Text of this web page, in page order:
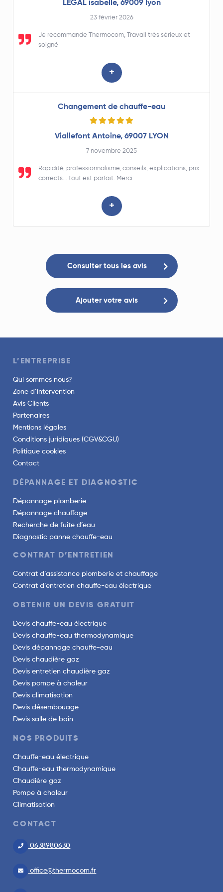
LEGAL isabelle, 69009 lyon
23 février 2026
Je recommande Thermocom, Travail très sérieux et
soigné
+
Changement de chauffe-eau
Viallefont Antoine, 69007 LYON
7 novembre 2025
Rapidité, professionnalisme, conseils, explications, prix
corrects... tout est parfait. Merci
+
Consulter tous les avis
Ajouter votre avis
L’ENTREPRISE
Qui sommes nous?
Zone d’intervention
Avis Clients
Partenaires
Mentions légales
Conditions juridiques (CGV&CGU)
Politique cookies
Contact
DÉPANNAGE ET DIAGNOSTIC
Dépannage plomberie
Dépannage chauffage
Recherche de fuite d’eau
Diagnostic panne chauffe-eau
CONTRAT D’ENTRETIEN
Contrat d’assistance plomberie et chauffage
Contrat d’entretien chauffe-eau électrique
OBTENIR UN DEVIS GRATUIT
Devis chauffe-eau électrique
Devis chauffe-eau thermodynamique
Devis dépannage chauffe-eau
Devis chaudière gaz
Devis entretien chaudière gaz
Devis pompe à chaleur
Devis climatisation
Devis désembouage
Devis salle de bain
NOS PRODUITS
Chauffe-eau électrique
Chauffe-eau thermodynamique
Chaudière gaz
Pompe à chaleur
Climatisation
CONTACT
0638980630
office@thermocom.fr